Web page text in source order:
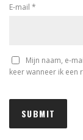
E-mail *
Mijn naam, e-
keer wanneer ik een